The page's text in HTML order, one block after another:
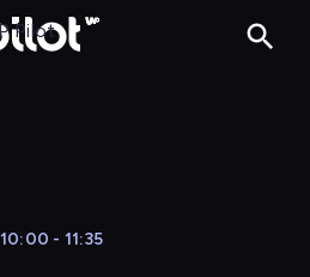
Pilot
- 11:35